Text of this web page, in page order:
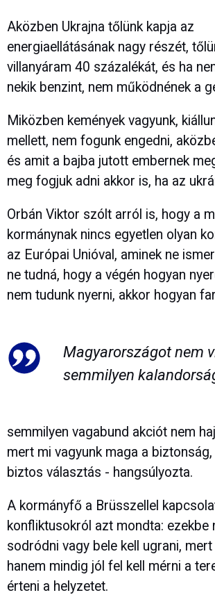
Aközben Ukrajna tőlünk kapja az
energiaellátásának nagy részét,
villanyáram 40 százalékát, és ha
nekik benzint, nem működnének a
Miközben kemények vagyunk,
mellett, nem fogunk engedni,
és amit a bajba jutott embernek
meg fogjuk adni akkor is, ha az
Orbán Viktor szólt arról is, hogy a
kormánynak nincs egyetlen olyan
az Európai Unióval, aminek ne
ne tudná, hogy a végén hogyan
nem tudunk nyerni, akkor hogyan
Magyarországot nem
semmilyen
semmilyen vagabund akciót nem
mert mi vagyunk maga a
biztos választás - hangsúlyozta.
A kormányfő a Brüsszellel
konfliktusokról azt mondta: ezekbe
sodródni vagy bele kell ugrani,
hanem mindig jól fel kell mérni a
érteni a helyzetet.